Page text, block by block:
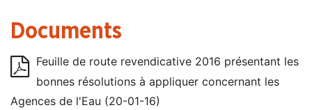
Documents
Feuille de route revendicative 2016 présentant les
bonnes résolutions à appliquer concernant les
Agences de l'Eau (20-01-16)